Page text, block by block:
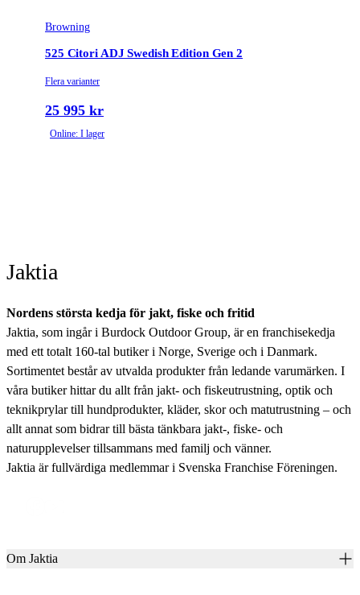
Browning
525 Citori ADJ Swedish Edition Gen 2
Flera varianter
25 995 kr
Online: I lager
Jaktia
Nordens största kedja för jakt, fiske och fritid
Jaktia, som ingår i Burdock Outdoor Group, är en franchisekedja
med ett totalt 160-tal butiker i Norge, Sverige och i Danmark.
Sortimentet består av utvalda produkter från ledande varumärken. I
våra butiker hittar du allt från jakt- och fiskeutrustning, optik och
teknikprylar till hundprodukter, kläder, skor och matutrustning – och
allt annat som bidrar till bästa tänkbara jakt-, fiske- och
naturupplevelser tillsammans med familj och vänner.
Jaktia är fullvärdiga medlemmar i Svenska Franchise Föreningen.
Om Jaktia